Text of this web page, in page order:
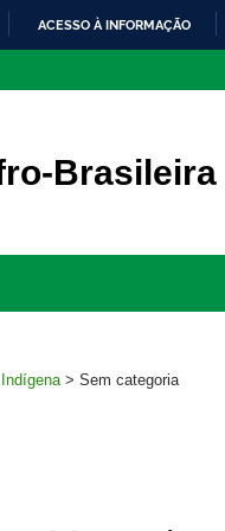
ACESSO À INFORMAÇÃO
Brasileira
> Sem categoria